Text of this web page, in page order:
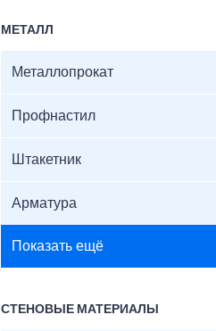
МЕТАЛЛ
Металлопрокат
Профнастил
Штакетник
Арматура
Показать ещё
СТЕНОВЫЕ МАТЕРИАЛЫ